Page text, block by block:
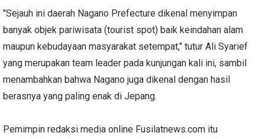
"Sejauh ini daerah Nagano Prefecture dikenal menyimpan
banyak objek pariwisata (tourist spot) baik keindahan alam
maupun kebudayaan masyarakat setempat," tutur Ali Syarief
yang merupakan team leader pada kunjungan kali ini, sambil
menambahkan bahwa Nagano juga dikenal dengan hasil
berasnya yang paling enak di Jepang.
Pemimpin redaksi media online Fusilatnews.com itu